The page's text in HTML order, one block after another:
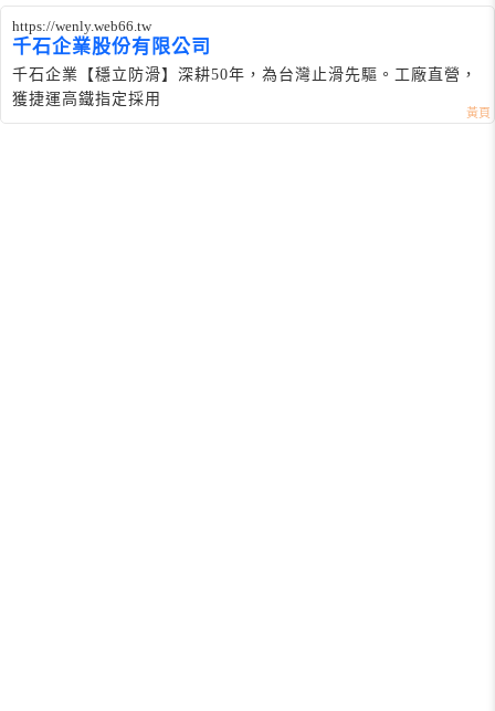
https://wenly.web66.tw
千石企業股份有限公司
千石企業【穩立防滑】深耕50年，為台灣止滑先驅。工廠直營，
獲捷運高鐵指定採用